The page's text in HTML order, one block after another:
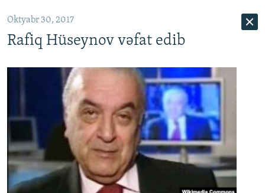
qayıt
Axtarışa
#ƏSLINDƏ
FƏRQƏ BAX
QANUNI DOĞRU
ARAŞDIRMA
MULTIMEDIA
FOTOQALEREYA
İNFOQRAFIKA
RADIO ARXIV
OXU ZALI
AZƏRBAYCAN ƏDƏBIYYATI KITABXANASI
HAQQIMIZDA
MISSIYAMIZ
BIZI IZLƏ
Oktyabr 30, 2017
Rafiq Hüseynov vəfat edib